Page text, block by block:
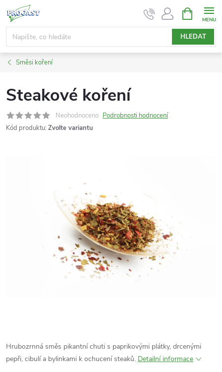
obsah
HLEDAT
NÁKUPNÍ
KOŠÍK
Směsi koření
Steakové koření
Neohodnoceno Podrobnosti hodnocení
Kód produktu: Zvolte variantu
Hrubozrnná směs pikantní chuti s paprikovými plátky, drcenými
pepři, cibulí a bylinkami k ochucení steaků. Detailní informace